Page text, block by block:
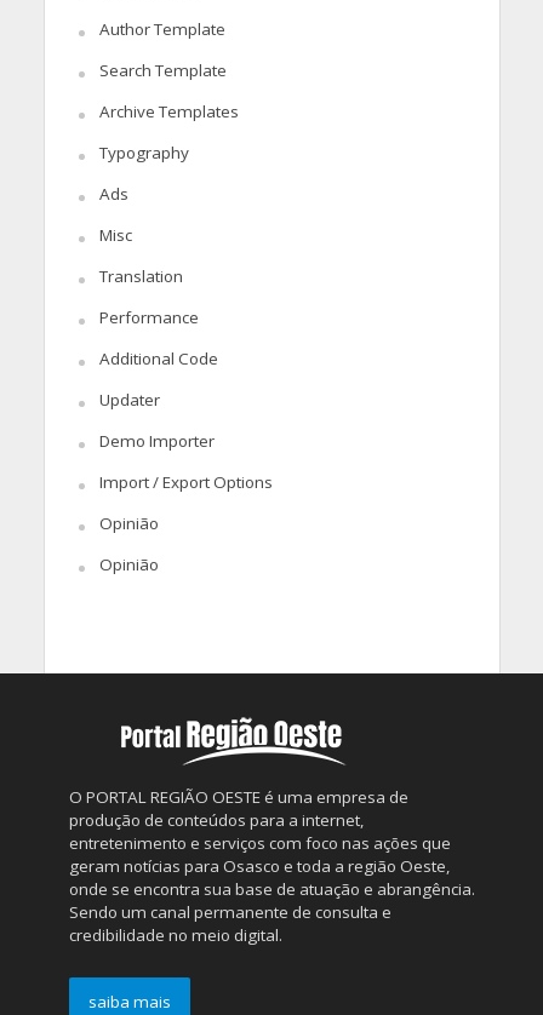
Author Template
Search Template
Archive Templates
Typography
Ads
Misc
Translation
Performance
Additional Code
Updater
Demo Importer
Import / Export Options
Opinião
Opinião
O PORTAL REGIÃO OESTE é uma empresa de
produção de conteúdos para a internet,
entretenimento e serviços com foco nas ações que
geram notícias para Osasco e toda a região Oeste,
onde se encontra sua base de atuação e abrangência.
Sendo um canal permanente de consulta e
credibilidade no meio digital.
saiba mais